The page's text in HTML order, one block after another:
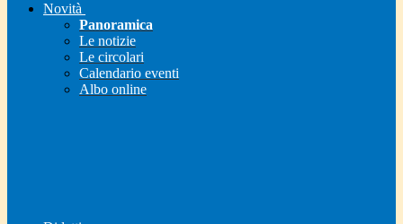
Novità
Panoramica
Le notizie
Le circolari
Calendario eventi
Albo online